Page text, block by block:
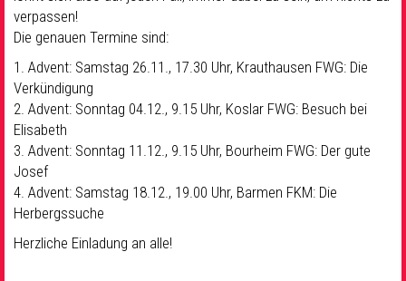
Musik& Kultur
Seelsorge & Kontakt
verpassen!
Die genauen Termine sind:
1. Advent: Samstag 26.11., 17.30 Uhr, Krauthausen FWG: Die
Verkündigung
2. Advent: Sonntag 04.12., 9.15 Uhr, Koslar FWG: Besuch bei
Elisabeth
3. Advent: Sonntag 11.12., 9.15 Uhr, Bourheim FWG: Der gute
Josef
4. Advent: Samstag 18.12., 19.00 Uhr, Barmen FKM: Die
Herbergssuche
Herzliche Einladung an alle!